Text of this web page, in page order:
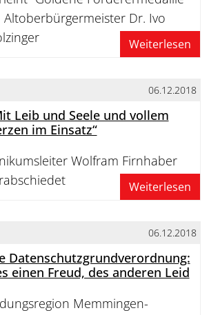
Altoberbürgermeister Dr. Ivo
Weiterlesen
06.12.2018
Leib und Seele und vollem
im Einsatz“
Wolfram Firnhaber
Weiterlesen
06.12.2018
Datenschutzgrundverordnung:
einen Freud, des anderen Leid
Memmingen-